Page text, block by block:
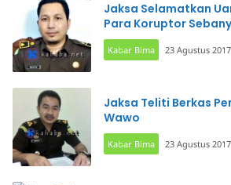
Jaksa Selamatkan
Para Koruptor
Kabar Bima 23 Agustus 2017
Jaksa Teliti Berkas
Wawo
Kabar Bima 23 Agustus 2017